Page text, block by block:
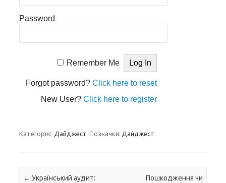
Password
Remember Me
Forgot password?Click here to reset
New User?Click here to register
Категорія: Дайджест Позначки: Дайджест
Навігація по запису
← Український аудит:
Пошкодження чи